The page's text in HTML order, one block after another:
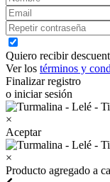
Quiero recibir
Ver los términos y
Finalizar registro
o iniciar sesión
×
Aceptar
×
Producto agregado a